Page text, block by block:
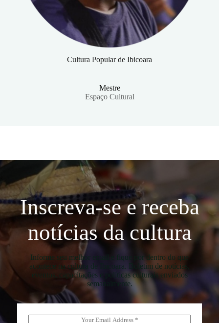
Cultura Popular de Ibicoara
Mestre
Espaço Cultural
Inscreva-se e receba
notícias da cultura
Informe seu melhor email e fique por dentro do que
acontece na cultura de Ibicoara. Boletim de notícias,
eventos, capacitações e políticas culturais enviados
semanalmente.